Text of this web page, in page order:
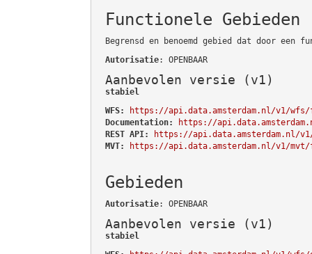
Functionele Gebieden
Begrensd en benoemd gebied dat door een
Autorisatie: OPENBAAR
Aanbevolen versie (v1)
stabiel
WFS:
https://api.data.amsterdam.nl/v1/wfs/
Documentation:
https://
REST API:
https://api.data.amsterdam.nl/
MVT:
https://api.data.amsterdam.nl/v1/mvt/
Gebieden
Autorisatie: OPENBAAR
Aanbevolen versie (v1)
stabiel